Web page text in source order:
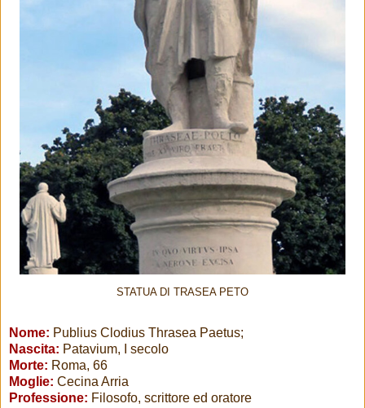
STATUA DI TRASEA PETO
Nome: Publius Clodius Thrasea Paetus;
Nascita: Patavium, I secolo
Morte: Roma, 66
Moglie: Cecina Arria
Professione: Filosofo, scrittore ed oratore